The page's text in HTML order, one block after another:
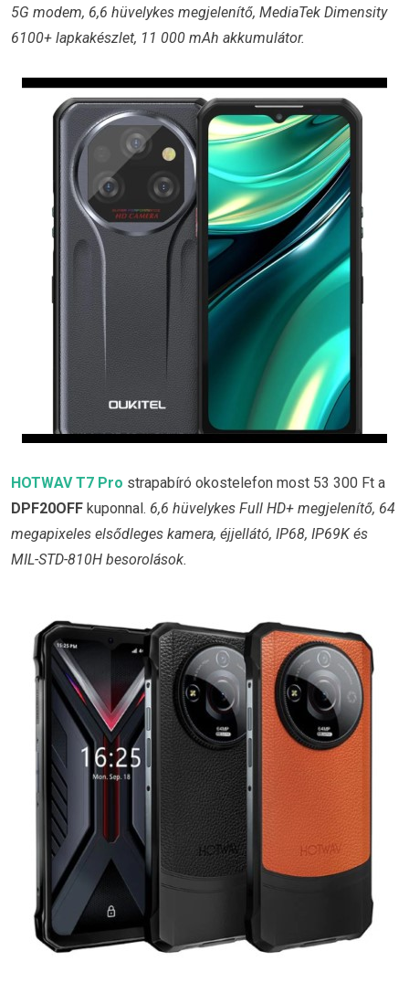
5G modem, 6,6 hüvelykes megjelenítő, MediaTek Dimensity
6100+ lapkakészlet, 11 000 mAh akkumulátor.
HOTWAV T7 Pro strapabíró okostelefon most 53 300 Ft a
DPF20OFF kuponnal. 6,6 hüvelykes Full HD+ megjelenítő, 64
megapixeles elsődleges kamera, éjjellátó, IP68, IP69K és
MIL-STD-810H besorolások.